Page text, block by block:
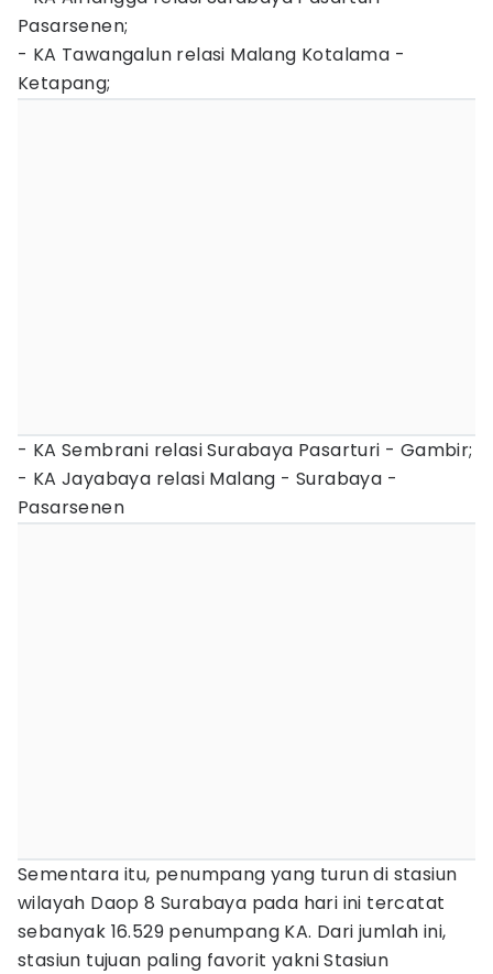
Pasarsenen;
- KA Tawangalun relasi Malang Kotalama -
Ketapang;
- KA Sembrani relasi Surabaya Pasarturi - Gambir;
- KA Jayabaya relasi Malang - Surabaya -
Pasarsenen
Sementara itu, penumpang yang turun di stasiun
wilayah Daop 8 Surabaya pada hari ini tercatat
sebanyak 16.529 penumpang KA. Dari jumlah ini,
stasiun tujuan paling favorit yakni Stasiun